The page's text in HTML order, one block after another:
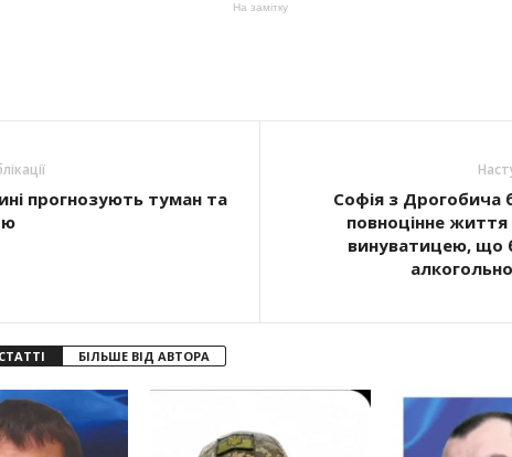
На замітку
прогнозують туман та
Софія з Дрогобича
повноцінне життя
винуватицею, що
БІЛЬШЕ ВІД АВТОРА